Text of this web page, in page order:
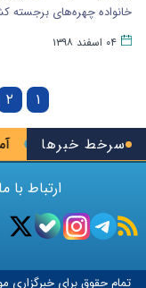
سرخط خبرهاآمریکا
خانواده‌ چهره‌های برجسته
۰۴ اسفند ۱۳۹۸
۱ ۲
ارتباط با ما
تمام حقوق برای خبرگزاری